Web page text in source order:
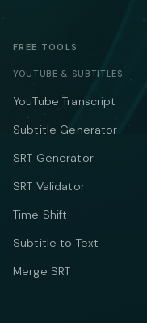
FREE TOOLS
YOUTUBE & SUBTITLES
YouTube Transcript
Subtitle Generator
SRT Generator
SRT Validator
Time Shift
Subtitle to Text
Merge SRT